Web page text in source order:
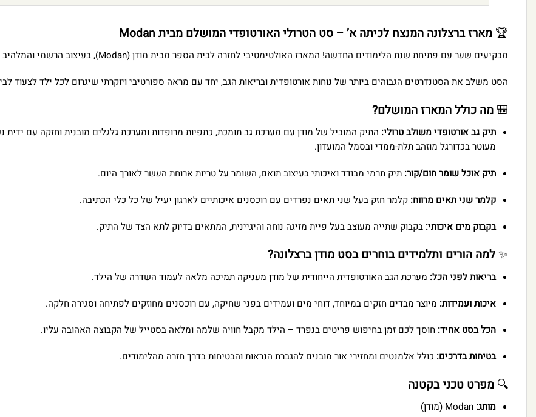
🏆 מארז ברצלונה המנצח לכיתה א’ – סט הטרולי האורטופדי המושלם מבית Modan
מבקיעים שער עם פתיחת שנת הלימודים החדשה! המארז האולטימטיבי לחזרה לבית הספר מבית מודן (Modan), בעיצוב הרשמי והמלהיב של מועדון הכדורגל ברצלונה.
הסט משלב את הסטנדרטים הגבוהים ביותר של נוחות אורטופדית ובריאות הגב, יחד עם מראה ספורטיבי ויוקרתי שיגרום לכל ילד לצעוד
🎒 מה כולל המארז המושלם?
תיק גב אורטופדי משולב טרולי: התיק המוביל של מודן עם מערכת גב תומכת, כתפיות מרופדות ומערכת גלגלים מובנית וחזקה עם
מעוטר בכדורגל מוזהב תלת-ממדי ובסמל המועדון.
תיק אוכל שומר חום/קור: תיק תרמי מבודד ואיכותי בעיצוב תואם, השומר על טריות ארוחת העשר לאורך היום.
קלמר שני תאים מרווח: קלמר חזק בעל שני תאים נפרדים עם רוכסנים איכותיים לארגון יעיל של כל כלי הכתיבה.
בקבוק מים איכותי: בקבוק שתייה מעוצב בעל פיית מזיגה נוחה והיגיינית, המתאים בדיוק לתא הצד של התיק.
✨ למה הורים ותלמידים בוחרים בסט מודן ברצלונה?
בריאות לפני הכל: מערכת הגב האורטופדית הייחודית של מודן מעניקה תמיכה מלאה לעמוד השדרה של הילד.
איכות ועמידות: מיוצר מבדים חזקים במיוחד, דוחי מים ועמידים בפני שחיקה, עם רוכסנים מחוזקים לפתיחה וסגירה חלקה.
הכל בסט אחיד: חוסך לכם זמן בחיפוש פריטים בנפרד – הילד מקבל חוויה שלמה ומלאה בסטייל של הקבוצה האהובה עליו.
בטיחות בדרכים: כולל אלמנטים ומחזירי אור מובנים להגברת הנראות והבטיחות בדרך חזרה מהלימודים.
🔍 מפרט טכני בקטנה
מותג: